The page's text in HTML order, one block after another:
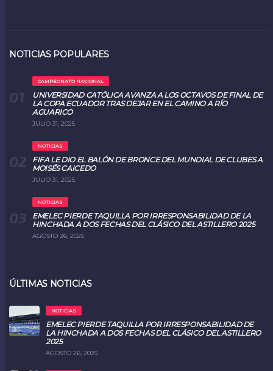
NOTICIAS POPULARES
CAMPEONATO NACIONAL
UNIVERSIDAD CATÓLICA AVANZA A LOS OCTAVOS DE FINAL DE
LA COPA ECUADOR TRAS DEJAR EN EL CAMINO A RÍO
AGUARICO
JULIO 31, 2025
NOTICIAS
FIFA LE DIO EL BALÓN DE BRONCE DEL MUNDIAL DE CLUBES A
MOISÉS CAICEDO
JULIO 31, 2025
NOTICIAS
EMELEC PIERDE TAQUILLA POR IRRESPONSABILIDAD DE LA
HINCHADA A DOS FECHAS DEL CLÁSICO DEL ASTILLERO 2025
AGOSTO 26, 2025
ÚLTIMAS NOTICIAS
NOTICIAS
EMELEC PIERDE TAQUILLA POR IRRESPONSABILIDAD DE
LA HINCHADA A DOS FECHAS DEL CLÁSICO DEL ASTILLERO
2025
AGOSTO 26, 2025